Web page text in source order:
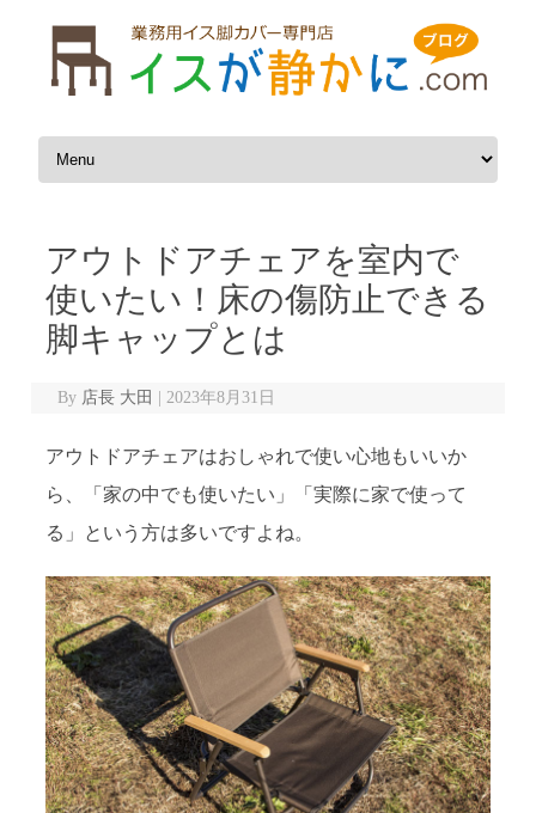
Skip to content
アウトドアチェアを室内で
使いたい！床の傷防止できる
脚キャップとは
By 店長 大田 | 2023年8月31日
アウトドアチェアはおしゃれで使い心地もいいか
ら、「家の中でも使いたい」「実際に家で使って
る」という方は多いですよね。